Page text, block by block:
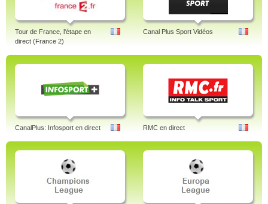
Tour de France, l'étape en
direct (France 2)
Canal Plus Sport Vidéos
CanalPlus: Infosport en direct RMC en direct